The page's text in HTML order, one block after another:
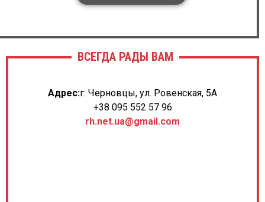
ВСЕГДА РАДЫ ВАМ
Адрес:г. Черновцы, ул. Ровенская, 5А
+38 095 552 57 96
rh.net.ua@gmail.com